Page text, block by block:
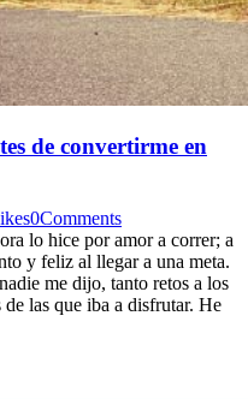
de convertirme en
0Comments
lo hice por amor a correr; a
y feliz al llegar a una meta.
me dijo, tanto retos a los
las que iba a disfrutar. He